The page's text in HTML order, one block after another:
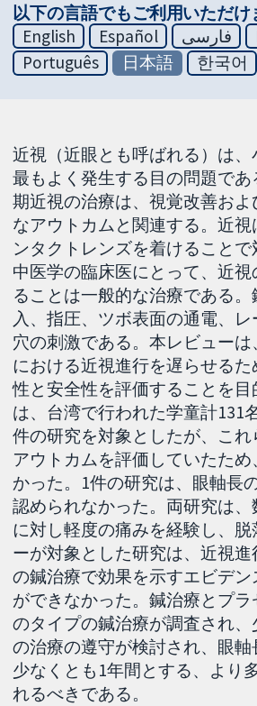
以下の言語でもご利用いただけ
English
Español فارسی
Português
日本語 한국어
近視（近眼とも呼ばれる）は
最もよく発生する目の問題で
期近視の治療は、視覚改善お
なアウトカムと関連する。近
ンタクトレンズを着けること
中医学の臨床医にとって、近
ることは一般的な治療である
入、指圧、ツボ表面の通電、
穴の刺激である。本レビュー
における近視進行を遅らせる
性と安全性を評価することを目
は、台湾で行われた学童計131
件の研究を対象としたが、こ
アウトカムを評価していたた
かった。1件の研究は、眼軸長
認められなかった。両研究は
に対し軽度の痛みを経験し、
ーが対象とした研究は、近視
の鍼治療で効果を示すエビデン
ができなかった。鍼治療とプ
のタイプの鍼治療が調査され、
の治療の遵守が検討され、眼
少なくとも1年間とする、より
れるべきである。